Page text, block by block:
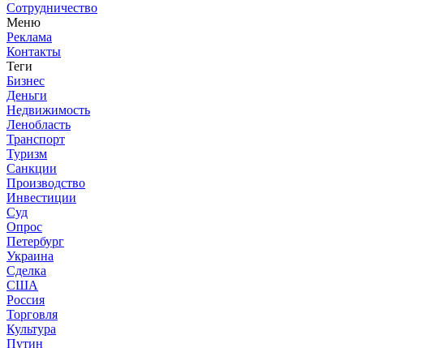
Сотрудничество
Меню
Реклама
Контакты
Теги
Бизнес
Деньги
Недвижимость
Ленобласть
Транспорт
Туризм
Санкции
Производство
Инвестиции
Суд
Опрос
Петербург
Украина
Сделка
США
Россия
Торговля
Культура
Путин